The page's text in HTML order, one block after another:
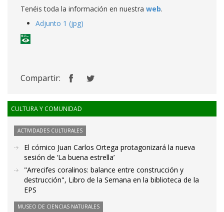
Tenéis toda la información en nuestra web.
Adjunto 1 (jpg)
Compartir:
CULTURA Y COMUNIDAD
ACTIVIDADES CULTURALES
El cómico Juan Carlos Ortega protagonizará la nueva
sesión de ‘La buena estrella’
"Arrecifes coralinos: balance entre construcción y
destrucción", Libro de la Semana en la biblioteca de la
EPS
MUSEO DE CIENCIAS NATURALES